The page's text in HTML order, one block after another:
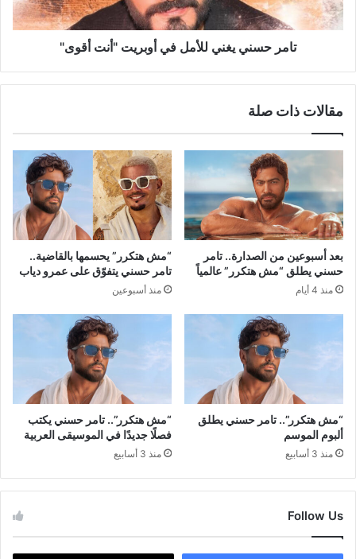
أقوى"
تامر حسني يغني للأمل في أوبريت "أنت أقوى"
مقالات ذات صلة
بعد أسبوعين من الصدارة.. تامر
حسني يطلق “مش هتكرر” عالمياً
منذ 4 أيام
“مش هتكرر” يحسمها بالقاضية..
تامر حسني يتفوّق على عمرو دياب
منذ أسبوعين
“مش هتكرر”.. تامر حسني يطلق
ألبوم الموسم
منذ 3 أسابيع
“مش هتكرر”.. تامر حسني يكتب
فصلًا جديدًا في الموسيقى العربية
منذ 3 أسابيع
Follow Us